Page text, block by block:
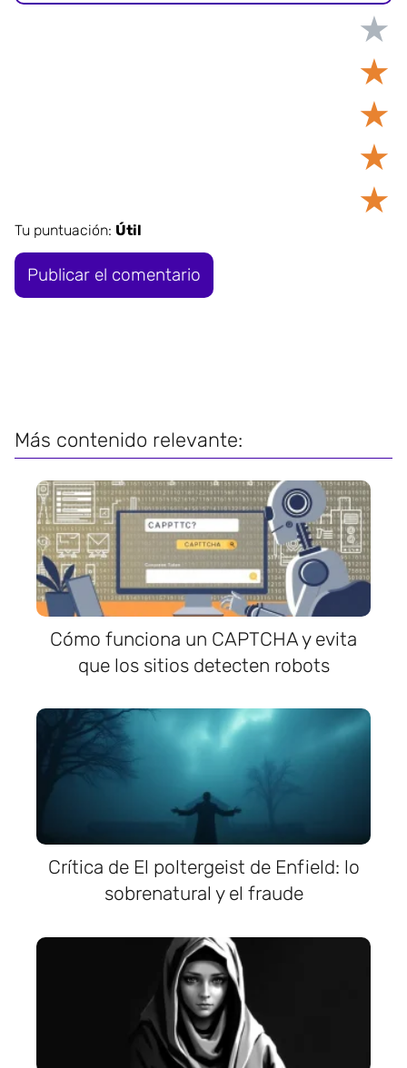
★
★
★
★
★
Tu puntuación: Útil
Más contenido relevante:
Cómo funciona un CAPTCHA y evita
que los sitios detecten robots
Crítica de El poltergeist de Enfield: lo
sobrenatural y el fraude